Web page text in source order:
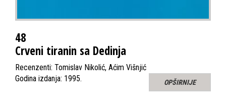
48
Crveni tiranin sa Dedinja
Recenzenti: Tomislav Nikolić, Aćim Višnjić
Godina izdanja: 1995.
OPŠIRNIJE